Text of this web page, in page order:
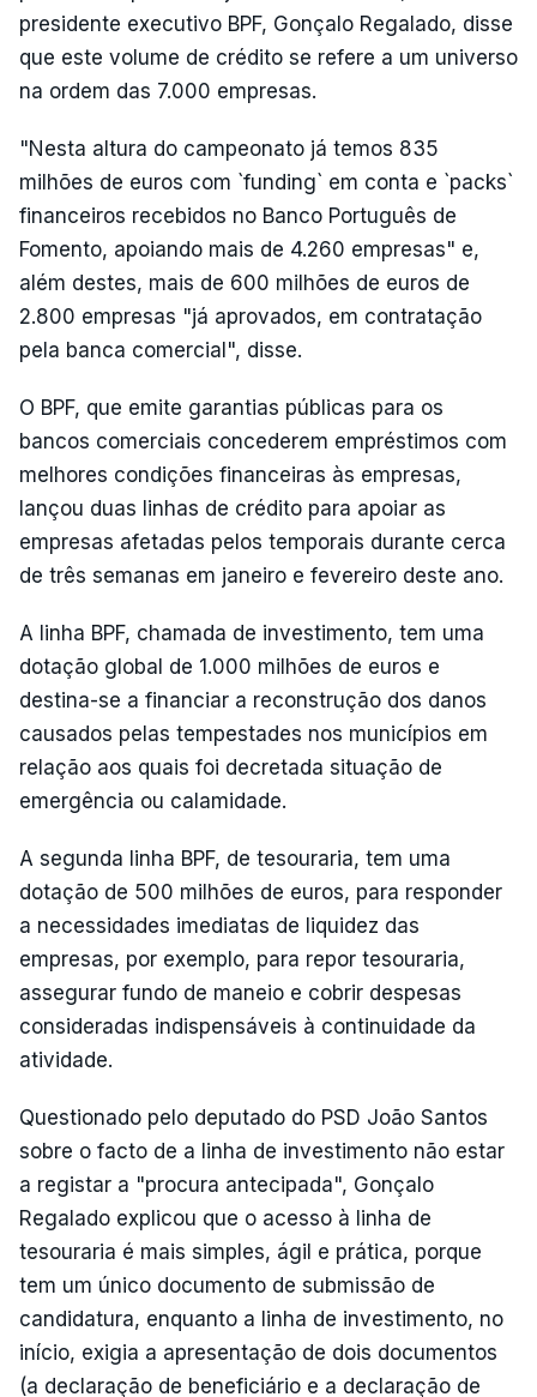
presidente executivo BPF, Gonçalo Regalado, disse
que este volume de crédito se refere a um universo
na ordem das 7.000 empresas.
"Nesta altura do campeonato já temos 835
milhões de euros com `funding` em conta e `packs`
financeiros recebidos no Banco Português de
Fomento, apoiando mais de 4.260 empresas" e,
além destes, mais de 600 milhões de euros de
2.800 empresas "já aprovados, em contratação
pela banca comercial", disse.
O BPF, que emite garantias públicas para os
bancos comerciais concederem empréstimos com
melhores condições financeiras às empresas,
lançou duas linhas de crédito para apoiar as
empresas afetadas pelos temporais durante cerca
de três semanas em janeiro e fevereiro deste ano.
A linha BPF, chamada de investimento, tem uma
dotação global de 1.000 milhões de euros e
destina-se a financiar a reconstrução dos danos
causados pelas tempestades nos municípios em
relação aos quais foi decretada situação de
emergência ou calamidade.
A segunda linha BPF, de tesouraria, tem uma
dotação de 500 milhões de euros, para responder
a necessidades imediatas de liquidez das
empresas, por exemplo, para repor tesouraria,
assegurar fundo de maneio e cobrir despesas
consideradas indispensáveis à continuidade da
atividade.
Questionado pelo deputado do PSD João Santos
sobre o facto de a linha de investimento não estar
a registar a "procura antecipada", Gonçalo
Regalado explicou que o acesso à linha de
tesouraria é mais simples, ágil e prática, porque
tem um único documento de submissão de
candidatura, enquanto a linha de investimento, no
início, exigia a apresentação de dois documentos
(a declaração de beneficiário e a declaração de